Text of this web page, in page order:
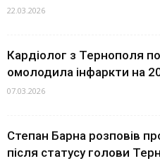
22.03.2026
Кардіолог з Тернополя
омолодила інфаркти на
07.03.2026
Степан Барна розповів
після статусу голови